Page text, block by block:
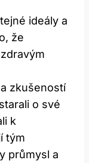
ideály a
že
zkušeností
o své
k
tým
průmysl a